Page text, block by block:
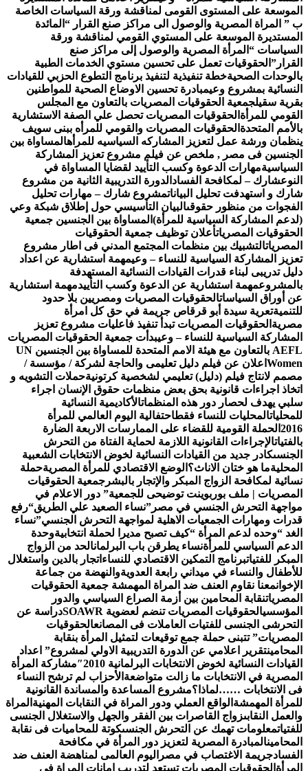
على المستوى القومى لمناقشة ورقة السياسات الخاصة
المراة المصرية والوصول الى مراكز صنع القرار “ المائدة
الموسعة على المستوي القومي لمناقشة ورقة
“المرأة المصرية والوصول إلى مراكز صنع
الحقوقيات تعمل على تحسين مستوي الخدمات الطبية
الصحيةخطة تنفيذية لتنفيذ برنامج التطوع الحزبي للقيادات
بمشروع وعيمبادرة تحسين الاوضاع الصحية للمواطنين
سقيلجمعية الحقوقيات المصريات بالتعاون مع المجلس
للمرأة الحقوقيات المصريات تحصل علي الصفة الاستشارية
المتحدةالحقوقيات المصريات والقومي للمرأه ببنى سويف
ورشة عمل لتعزيز المشاركه السياسيه للمرأه المساواة بين
فى مصر , ملخص عن فيلم مشروع تعزيز المشاركة
مهارات الدعوة وكسب التأييد لقضايا المساواة في
شارك – لمكافحة الفسادالدورة التدريبية الثانية من مشروع
و استهدفت تحليل البياناتمشروع شارك – مهارات تحليل
من منظور حقوقىالبيان التأسيسي حول إطلاق شبكة وعي
المشاركة السياسية للمرأة) المساواة بين الجنسين جمعية
المصريات أعلان توظيف جمعية الحقوقيات
التشبيك بين منظمات المجتمع المدني فى اطار مشروع
المشاركة السياسية للنساء – وعيمهمة استشارية عن اعداد
تدريبى لبناء قدرات القيادات النسائية المستهدفة
مهمة استشارية عن الدعوة وكسب التأييدمهمة استشارية
أوراق السياساتالحقوقيات المصريات ومصريين بلا حدود
تعرية سيدة أبو قرقاص جريمة في حق كل امرأة
الحقوقيات المصريات تبدأ تنفيذ فاعليات مشروع تعزيز
السياسية للنساء – وعيبدأت جمعية الحقوقيات المصريات
AEFL بالتعاون مع هيئة الامم المتحدة للمساواة بين الجنسين UN
اعلان عن فيلم دليل تعليمى والحاجة لشركة / مؤسسة /
لانتاج فيلم (دليل) تعليمي لشخصية كرتونيةحملات التشويه و
اجراءات قانونية بحق بعض منظمات حقوق الإنسان اجراء
يهدف لحصار دور هذه المنظماتالأكاديمية النسائية
المحليات للنساء فقطاحتفالية اليوم العالمي للمرأة
الحملة القومية للقضاء على الممارسات الاربعة الضارة
الإجراءات القانونية اللازمة لحماية الفتاة من التحرش
كادر جديد من القيادات النسائية لخوض الانتخابات الشعبية
ما هو ختان الاناث؟الوضع الاقتصادي للمرأة المصرية حملة
لمكافحة الزواج المبكر والإتجار بالبشرجمعية الحقوقيات
| ملف بوربوينت توضيحى للجمعية” دور الاعلام في
التحرش الجنسي في مصر”نساء الصعيد علي الطريق “رفع
ومهارات الجمعيات الاهلية لمواجهة التحرش الجنسي”نساء
“وحده لدعم المرأة “كيف تصبح مديرا لحملة انتخابيةوحدة
السياسي للمرأة نساء يطرقن باب البرلمانالحد من الزواج
للفتياتبرنامج التمكين الاقتصادي للنساءاتجار بالدين واستغلال
والنساء في ميداني رابعة العدويةوالنهضة من جماعة
معنا نقاوم العنف ضد المراة المهمشة جمعية الحقوقيات
نقابة المحامين بين أزمة الصراع السياسي والدور
الحقوقيات المصريات تنضم لعضوية SOAWR
دراسة عن
الجنسى للفتيات العاملات فى المصانعالحقوقيات
تتبنى حملة جمع توقيعات لتمثيل المرأة بنقابة
تقرير اعلامي عن الدورة التدريبية الاولي لمشروع” اعداد
النسائية لخوض الانتخابات البرلمانية 2010″
مشاركة المرأة
في الانتخابات ما زالت متواضعةالأحزاب لم ترشح النساء
الانتخابات ……لماذا؟مشروع المساعدة والمساندة القانونية
المهمشةالواقع العملي ودور المراة في النقابات المهنيةالمراة
النقابىزواج القاصرات بين الفقر والجهل والاستغلال الجنسى
معلومات تهمك عن التحرش الجنسىكوتة للمحاميات فى نقابة
المبادرة المصرية لتعزيز دور المرأة في مكافحة
جريمة الاغتصاب في مصراليوم العالمى لمناهضة العنف ضد
الحقوقيات المصريات تستعد لتدريب امانات المراة فى